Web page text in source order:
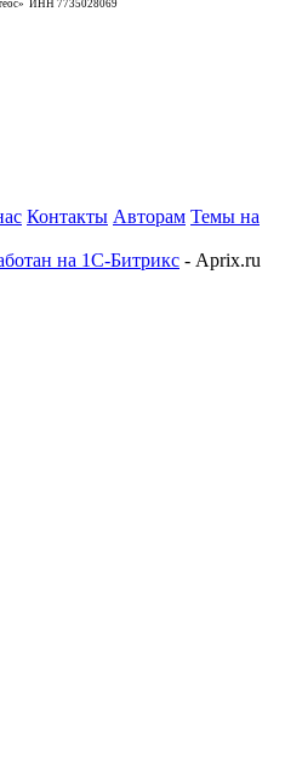
ИНН 7735028069
Контакты Авторам Темы на
на 1С-Битрикс - Aprix.ru